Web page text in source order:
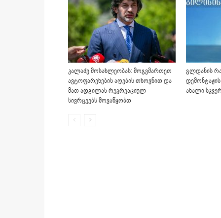
კალაძე მოსახლეობას: მოგვმართეთ
ავტოფარეხების აღების თხოვნით და
მათ ადგილას რეკრეაციულ
სივრცეებს მოვაწყობთ
გლდანის
ახალი